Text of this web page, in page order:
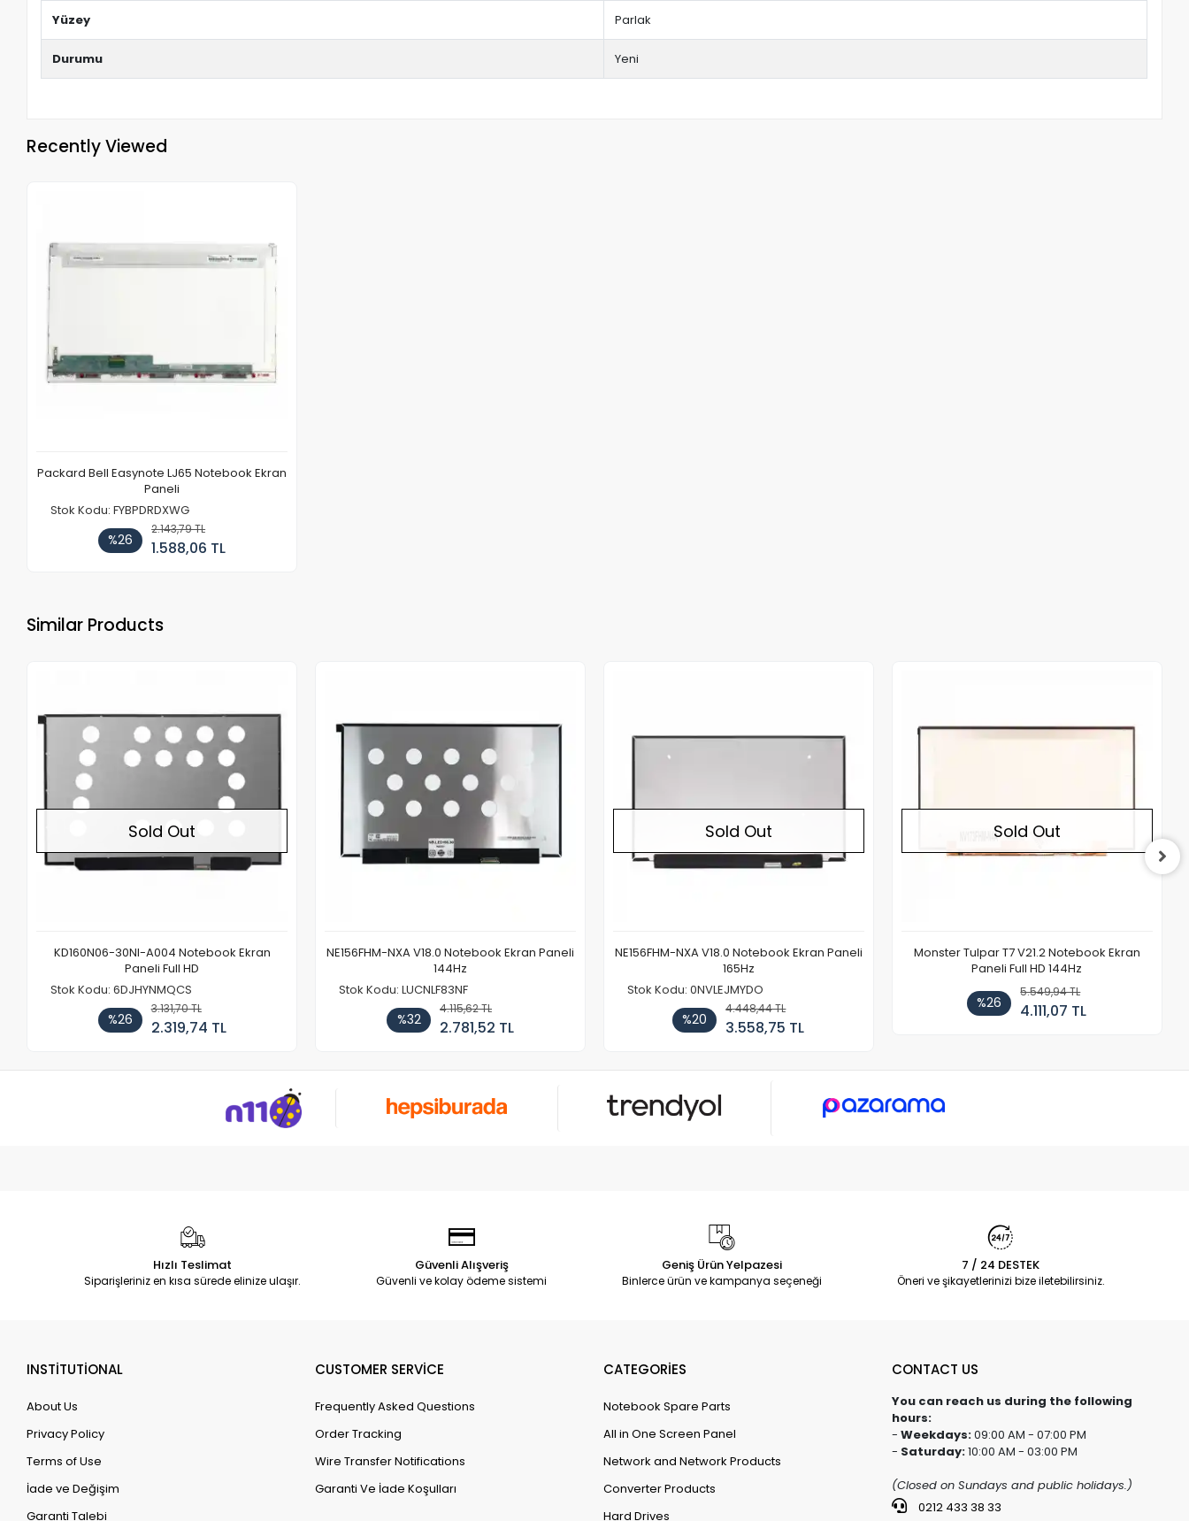
Yüzey Parlak
Durumu Yeni
Recently Viewed
Packard Bell Easynote LJ65 Notebook Ekran
Paneli
Stok Kodu: FYBPDRDXWG
%26
2.143,79 TL
1.588,06 TL
Similar Products
Sold Out
KD160N06-30NI-A004 Notebook Ekran
Paneli Full HD
Stok Kodu: 6DJHYNMQCS
%26
3.131,70 TL
2.319,74 TL
NE156FHM-NXA V18.0 Notebook Ekran Paneli
144Hz
Stok Kodu: LUCNLF83NF
%32
4.115,62 TL
2.781,52 TL
Sold Out
NE156FHM-NXA V18.0 Notebook Ekran Paneli
165Hz
Stok Kodu: 0NVLEJMYDO
%20
4.448,44 TL
3.558,75 TL
Sold Out
Monster Tulpar T7 V21.2 Notebook Ekran
Paneli Full HD 144Hz
%26
5.549,94 TL
4.111,07 TL
Hızlı Teslimat
Siparişleriniz en kısa sürede elinize ulaşır.
Güvenli Alışveriş
Güvenli ve kolay ödeme sistemi
Geniş Ürün Yelpazesi
Binlerce ürün ve kampanya seçeneği
7 / 24 DESTEK
Öneri ve şikayetlerinizi bize iletebilirsiniz.
INSTİTUTİONAL
About Us
Privacy Policy
Terms of Use
İade ve Değişim
Garanti Talebi
CUSTOMER SERVİCE
Frequently Asked Questions
Order Tracking
Wire Transfer Notifications
Garanti Ve İade Koşulları
CATEGORİES
Notebook Spare Parts
All in One Screen Panel
Network and Network Products
Converter Products
Hard Drives
CONTACT US
You can reach us during the following
hours:
- Weekdays:09:00 AM - 07:00 PM
- Saturday:10:00 AM - 03:00 PM
(Closed on Sundays and public holidays.)
0212 433 38 33